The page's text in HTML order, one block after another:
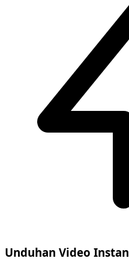
Unduhan Video Instan